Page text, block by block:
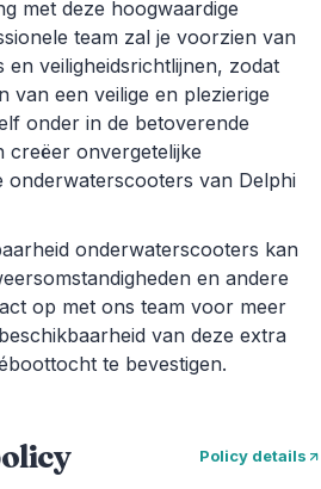
met deze hoogwaardige
team zal je voorzien van
en veiligheidsrichtlijnen, zodat
van een veilige en plezierige
onder in de betoverende
creëer onvergetelijke
onderwaterscooters van Delphi
onderwaterscooters kan
en andere
op met ons team voor meer
van deze extra
te bevestigen.
Policy details